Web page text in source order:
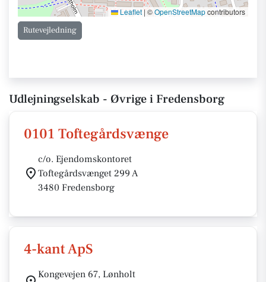
Leaflet| ©OpenStreetMapcontributors
Rutevejledning
Udlejningselskab - Øvrige i Fredensborg
0101 Toftegårdsvænge
c/o. Ejendomskontoret
Toftegårdsvænget 299 A
3480 Fredensborg
4-kant ApS
Kongevejen 67, Lønholt